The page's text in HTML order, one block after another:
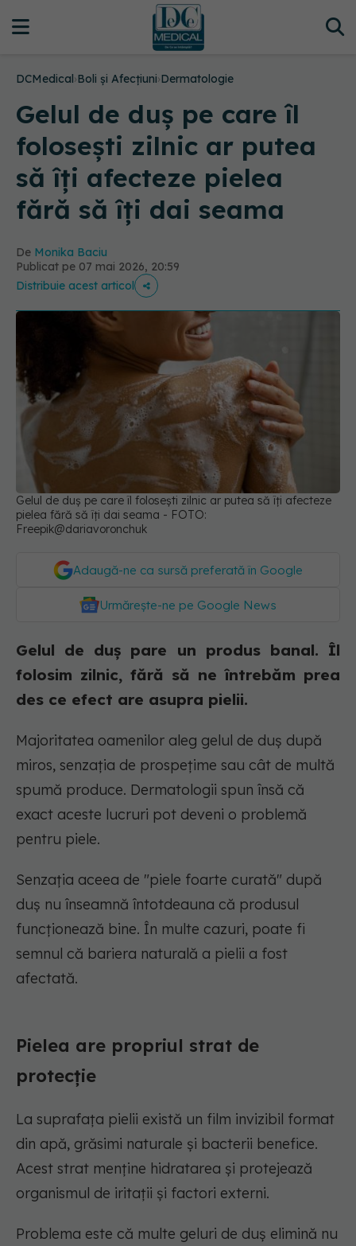
DCMedical›Boli și Afecțiuni›Dermatologie
Gelul de duș pe care îl
folosești zilnic ar putea
să îți afecteze pielea
fără să îți dai seama
De Monika Baciu
Publicat pe 07 mai 2026, 20:59
Distribuie acest articol
Gelul de duș pe care îl folosești zilnic ar putea să îți afecteze
pielea fără să îți dai seama - FOTO:
Freepik@dariavoronchuk
Adaugă-ne ca sursă preferată în Google
Urmărește-ne pe Google News
Gelul de duș pare un produs banal. Îl
folosim zilnic, fără să ne întrebăm prea
des ce efect are asupra pielii.
Majoritatea oamenilor aleg gelul de duș după
miros, senzația de prospețime sau cât de multă
spumă produce. Dermatologii spun însă că
exact aceste lucruri pot deveni o problemă
pentru piele.
Senzația aceea de "piele foarte curată" după
duș nu înseamnă întotdeauna că produsul
funcționează bine. În multe cazuri, poate fi
semnul că bariera naturală a pielii a fost
afectată.
Pielea are propriul strat de
protecție
La suprafața pielii există un film invizibil format
din apă, grăsimi naturale și bacterii benefice.
Acest strat menține hidratarea și protejează
organismul de iritații și factori externi.
Problema este că multe geluri de duș elimină nu